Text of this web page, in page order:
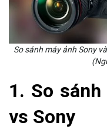
So sánh máy ảnh Sony
1. So
vs Sony